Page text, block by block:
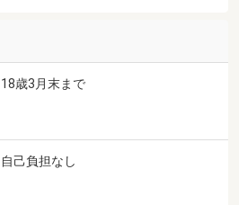
18歳3月末まで
自己負担なし